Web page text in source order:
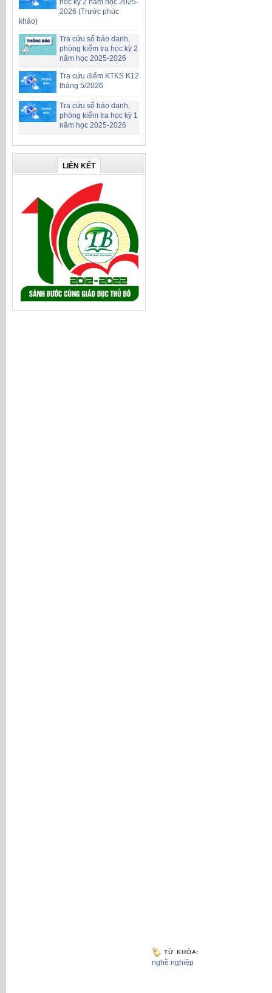
học kỳ 2 năm học 2025-
2026 (Trước phúc
khảo)
Tra cứu số báo danh,
phòng kiểm tra học kỳ 2
năm học 2025-2026
Tra cứu điểm KTKS K12
tháng 5/2026
Tra cứu số báo danh,
phòng kiểm tra học kỳ 1
năm học 2025-2026
LIÊN KẾT
TỪ KHÓA:
nghề nghiệp